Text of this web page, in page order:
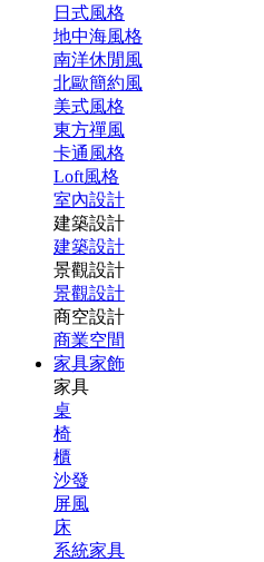
日式風格
地中海風格
南洋休閒風
北歐簡約風
美式風格
東方禪風
卡通風格
Loft風格
室內設計
建築設計
建築設計
景觀設計
景觀設計
商空設計
商業空間
家具家飾
家具
桌
椅
櫃
沙發
屏風
床
系統家具